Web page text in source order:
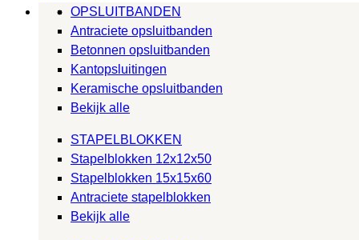
OPSLUITBANDEN
Antraciete opsluitbanden
Betonnen opsluitbanden
Kantopsluitingen
Keramische opsluitbanden
Bekijk alle
STAPELBLOKKEN
Stapelblokken 12x12x50
Stapelblokken 15x15x60
Antraciete stapelblokken
Bekijk alle